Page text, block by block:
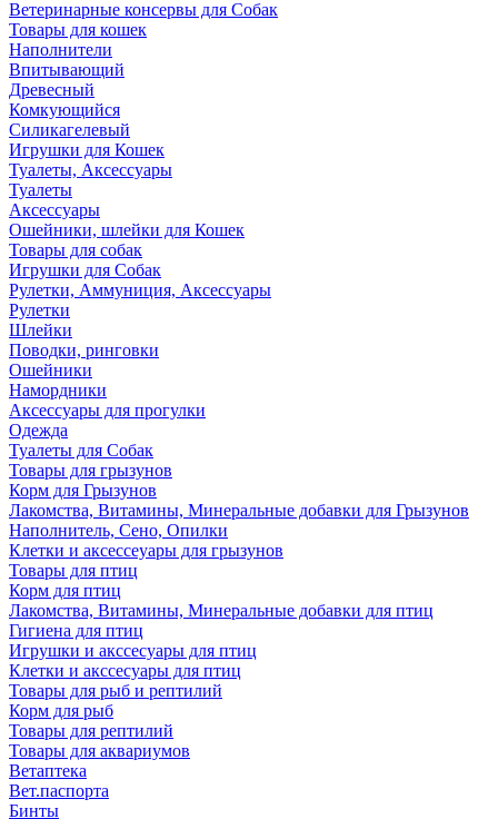
Ветеринарные консервы для Собак
Товары для кошек
Наполнители
Впитывающий
Древесный
Комкующийся
Силикагелевый
Игрушки для Кошек
Туалеты, Аксессуары
Туалеты
Аксессуары
Ошейники, шлейки для Кошек
Товары для собак
Игрушки для Собак
Рулетки, Аммуниция, Аксессуары
Рулетки
Шлейки
Поводки, ринговки
Ошейники
Намордники
Аксессуары для прогулки
Одежда
Туалеты для Собак
Товары для грызунов
Корм для Грызунов
Лакомства, Витамины, Минеральные добавки для Грызунов
Наполнитель, Сено, Опилки
Клетки и аксессеуары для грызунов
Товары для птиц
Корм для птиц
Лакомства, Витамины, Минеральные добавки для птиц
Гигиена для птиц
Игрушки и акссесуары для птиц
Клетки и акссесуары для птиц
Товары для рыб и рептилий
Корм для рыб
Товары для рептилий
Товары для аквариумов
Ветаптека
Вет.паспорта
Бинты